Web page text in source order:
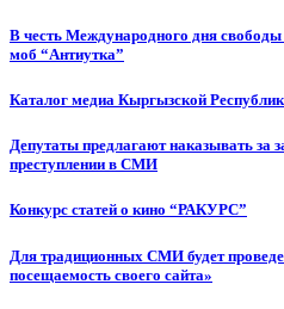
В честь Международного дня
моб “Антиутка”
Каталог медиа Кыргызской
Депутаты предлагают наказывать за
преступлении в СМИ
Конкурс статей о кино “РАКУРС”
Для традиционных СМИ будет
посещаемость своего сайта»